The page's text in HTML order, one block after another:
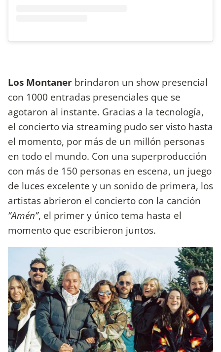
Los Montaner brindaron un show presencial
con 1000 entradas presenciales que se
agotaron al instante. Gracias a la tecnología,
el concierto vía streaming pudo ser visto hasta
el momento, por más de un millón personas
en todo el mundo. Con una superproducción
con más de 150 personas en escena, un juego
de luces excelente y un sonido de primera, los
artistas abrieron el concierto con la canción
“Amén”, el primer y único tema hasta el
momento que escribieron juntos.